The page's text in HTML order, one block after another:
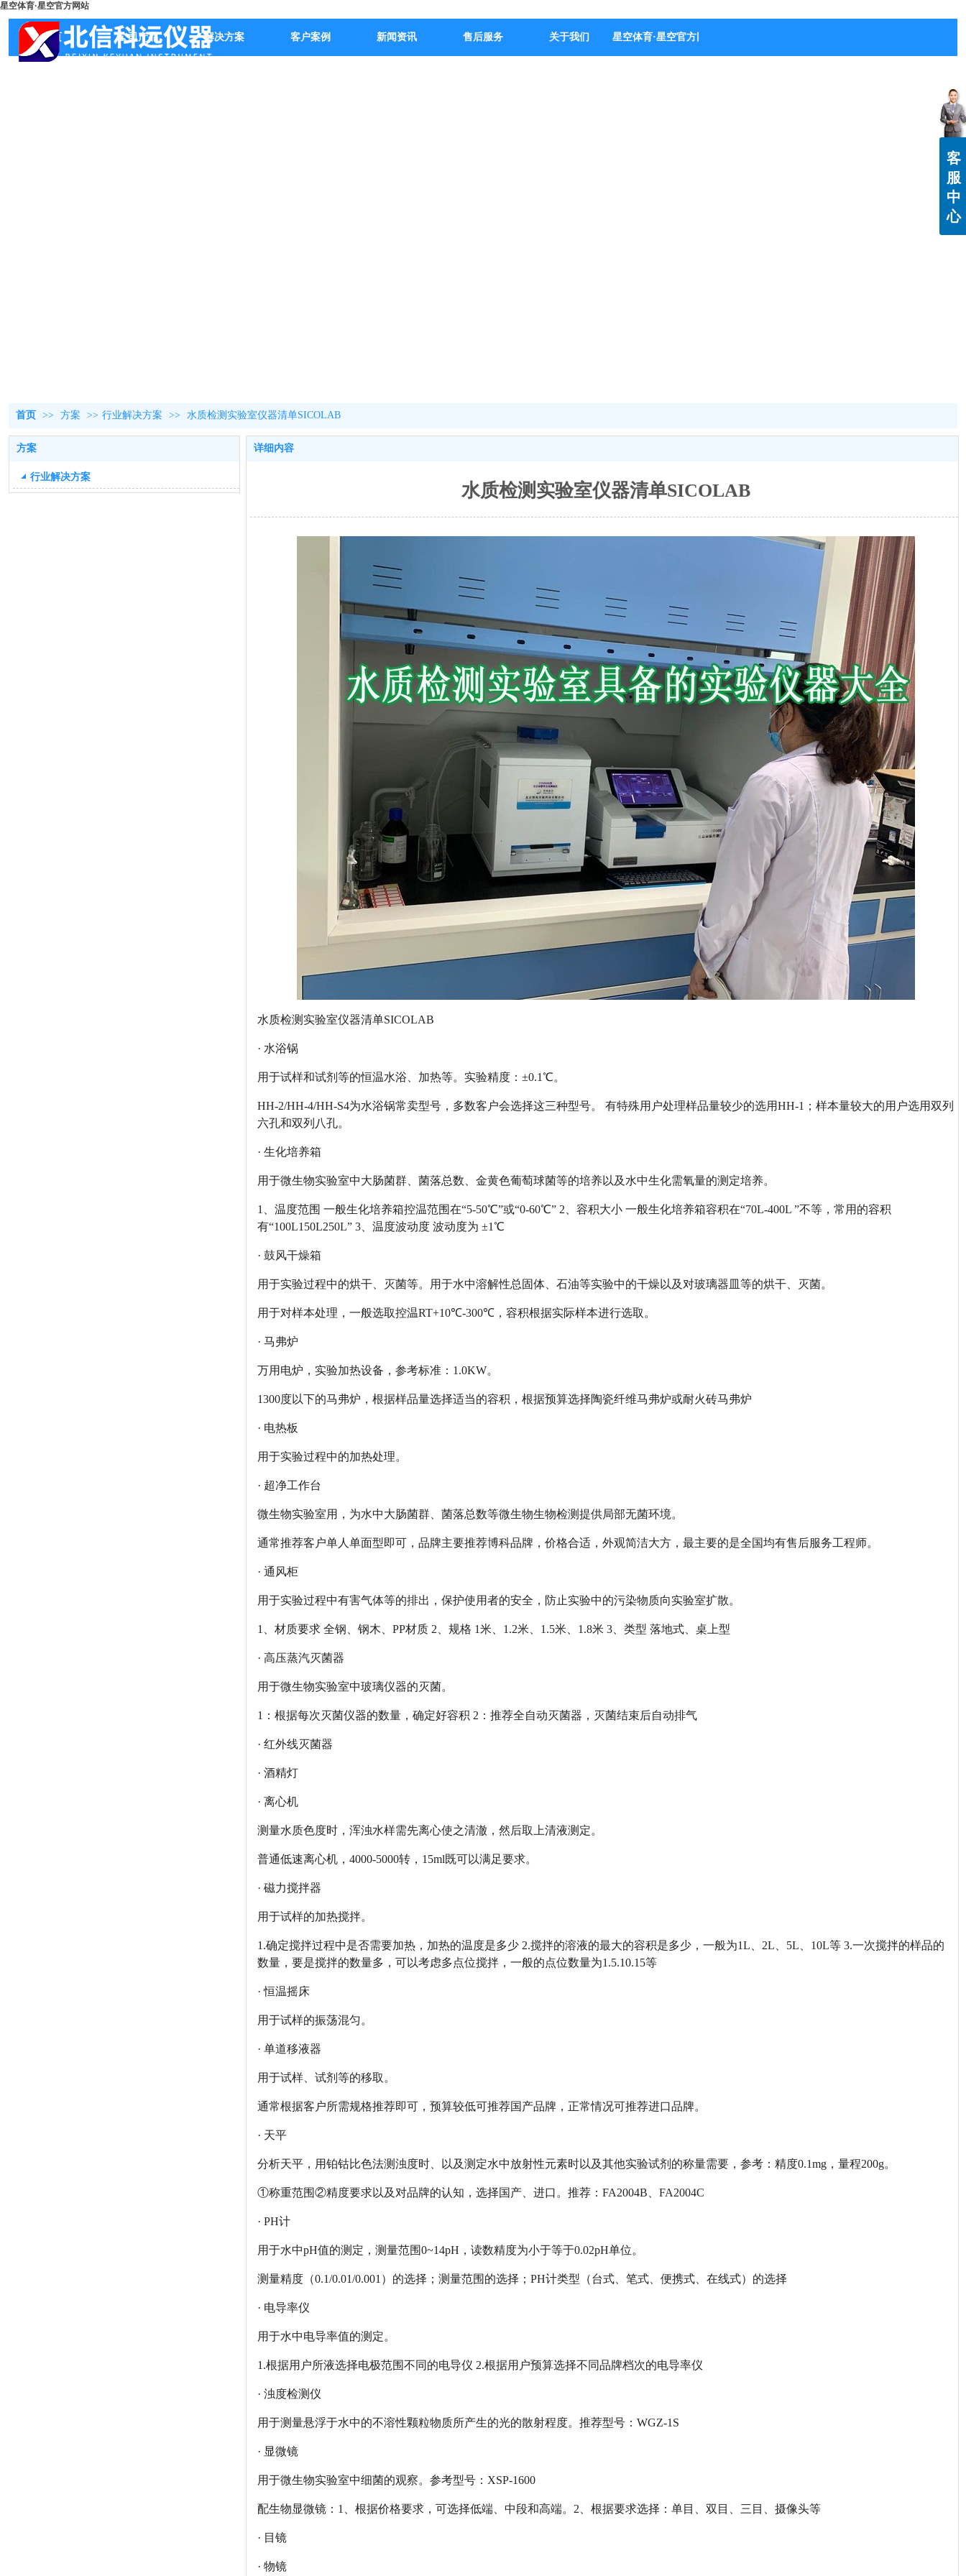
星空体育·星空官方网站
首页 公司产品 解决方案 客户案例 新闻资讯 售后服务 关于我们 星空体育·星空官方网站-星空体育（中国）
首页 >> 方案 >> 行业解决方案 >> 水质检测实验室仪器清单SICOLAB
方案
行业解决方案
详细内容
水质检测实验室仪器清单SICOLAB
水质检测实验室仪器清单SICOLAB
· 水浴锅
用于试样和试剂等的恒温水浴、加热等。实验精度：±0.1℃。
HH-2/HH-4/HH-S4为水浴锅常卖型号，多数客户会选择这三种型号。 有特殊用户处理样品量较少的选用HH-1；样本量较大的用户选用双列
六孔和双列八孔。
· 生化培养箱
用于微生物实验室中大肠菌群、菌落总数、金黄色葡萄球菌等的培养以及水中生化需氧量的测定培养。
1、温度范围 一般生化培养箱控温范围在“5-50℃”或“0-60℃” 2、容积大小 一般生化培养箱容积在“70L-400L ”不等，常用的容积
有“100L150L250L” 3、温度波动度 波动度为 ±1℃
· 鼓风干燥箱
用于实验过程中的烘干、灭菌等。用于水中溶解性总固体、石油等实验中的干燥以及对玻璃器皿等的烘干、灭菌。
用于对样本处理，一般选取控温RT+10℃-300℃，容积根据实际样本进行选取。
· 马弗炉
万用电炉，实验加热设备，参考标准：1.0KW。
1300度以下的马弗炉，根据样品量选择适当的容积，根据预算选择陶瓷纤维马弗炉或耐火砖马弗炉
· 电热板
用于实验过程中的加热处理。
· 超净工作台
微生物实验室用，为水中大肠菌群、菌落总数等微生物生物检测提供局部无菌环境。
通常推荐客户单人单面型即可，品牌主要推荐博科品牌，价格合适，外观简洁大方，最主要的是全国均有售后服务工程师。
· 通风柜
用于实验过程中有害气体等的排出，保护使用者的安全，防止实验中的污染物质向实验室扩散。
1、材质要求 全钢、钢木、PP材质 2、规格 1米、1.2米、1.5米、1.8米 3、类型 落地式、桌上型
· 高压蒸汽灭菌器
用于微生物实验室中玻璃仪器的灭菌。
1：根据每次灭菌仪器的数量，确定好容积 2：推荐全自动灭菌器，灭菌结束后自动排气
· 红外线灭菌器
· 酒精灯
· 离心机
测量水质色度时，浑浊水样需先离心使之清澈，然后取上清液测定。
普通低速离心机，4000-5000转，15ml既可以满足要求。
· 磁力搅拌器
用于试样的加热搅拌。
1.确定搅拌过程中是否需要加热，加热的温度是多少 2.搅拌的溶液的最大的容积是多少，一般为1L、2L、5L、10L等 3.一次搅拌的样品的
数量，要是搅拌的数量多，可以考虑多点位搅拌，一般的点位数量为1.5.10.15等
· 恒温摇床
用于试样的振荡混匀。
· 单道移液器
用于试样、试剂等的移取。
通常根据客户所需规格推荐即可，预算较低可推荐国产品牌，正常情况可推荐进口品牌。
· 天平
分析天平，用铂钴比色法测浊度时、以及测定水中放射性元素时以及其他实验试剂的称量需要，参考：精度0.1mg，量程200g。
①称重范围②精度要求以及对品牌的认知，选择国产、进口。推荐：FA2004B、FA2004C
· PH计
用于水中pH值的测定，测量范围0~14pH，读数精度为小于等于0.02pH单位。
测量精度（0.1/0.01/0.001）的选择；测量范围的选择；PH计类型（台式、笔式、便携式、在线式）的选择
· 电导率仪
用于水中电导率值的测定。
1.根据用户所液选择电极范围不同的电导仪 2.根据用户预算选择不同品牌档次的电导率仪
· 浊度检测仪
用于测量悬浮于水中的不溶性颗粒物质所产生的光的散射程度。推荐型号：WGZ-1S
· 显微镜
用于微生物实验室中细菌的观察。参考型号：XSP-1600
配生物显微镜：1、根据价格要求，可选择低端、中段和高端。2、根据要求选择：单目、双目、三目、摄像头等
· 目镜
· 物镜
客
服
中
心